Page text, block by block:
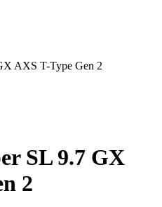
AXS T-Type Gen 2
SL 9.7 GX
2